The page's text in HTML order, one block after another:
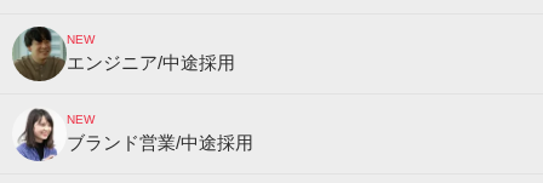
NEW
エンジニア/中途採用
NEW
ブランド営業/中途採用